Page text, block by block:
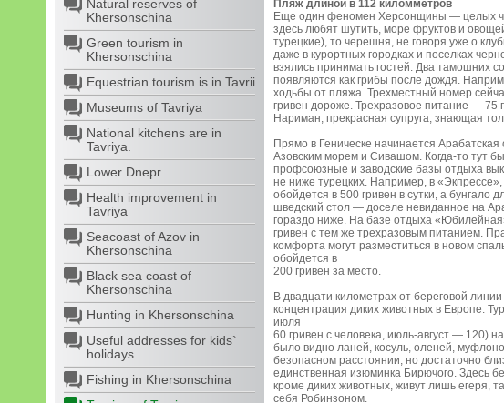
Natural reserves of
Khersonschina
Green tourism in
Khersonschina
Equestrian tourism is in Tavrii
Museums of Tavriya
National kitchens are in
Tavriya.
Lower Dnepr
Health improvement in
Tavriya
Seacoast of Azov in
Khersonschina
Black sea coast of
Khersonschina
Hunting in Khersonschina
Useful addresses for kids`
holidays
Fishing in Khersonschina
Пляж длиной в 112 киломметров
Еще один феномен Херсонщины — целых
здесь любят шутить, море фруктов и
турецкие), то черешня, не говоря уже о
даже в курортных городках и поселках
взялись принимать гостей. Два тамошних
появляются как грибы после дождя.
ходьбы от пляжа. Трехместный номер
гривен дороже. Трехразовое питание — 75
Нариман, прекрасная супруга, знающая
Прямо в Геническе начинается
Азовским морем и Сивашом. Когда-то тут
профсоюзные и заводские базы отдыха
не ниже турецких. Например, в
обойдется в 500 гривен в сутки, а бунгало
шведский стол — доселе невиданное на
гораздо ниже. На базе отдыха
гривен с тем же трехразовым питанием.
комфорта могут разместиться в новом
обойдется в
200 гривен за место.
В двадцати километрах от береговой
концентрация диких животных в Европе.
июля
60 гривен с человека, июль-август — 120)
было видно ланей, косуль, оленей,
безопасном расстоянии, но достаточно
единственная изюминка Бирючого. Здесь
кроме диких животных, живут лишь егеря,
себя Робинзоном.